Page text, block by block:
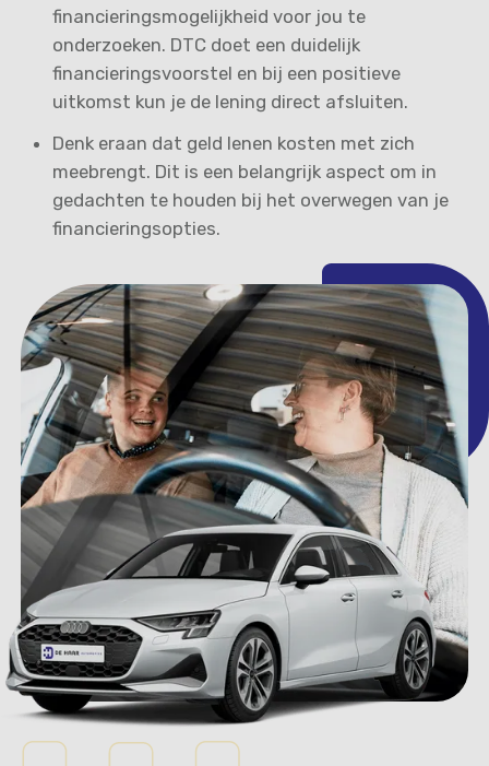
financieringsmogelijkheid voor jou te
onderzoeken. DTC doet een duidelijk
financieringsvoorstel en bij een positieve
uitkomst kun je de lening direct afsluiten.
Denk eraan dat geld lenen kosten met zich
meebrengt. Dit is een belangrijk aspect om in
gedachten te houden bij het overwegen van je
financieringsopties.